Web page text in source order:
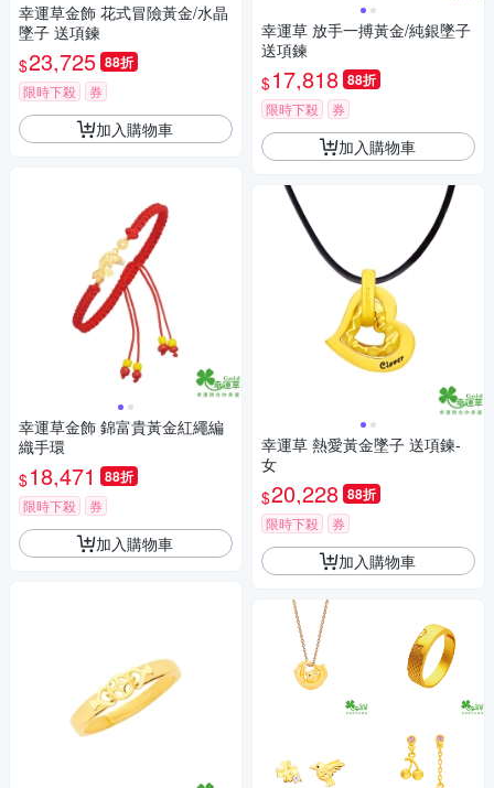
幸運草金飾 花式冒險黃金/水晶
墜子 送項鍊
$23,725 88折
限時下殺 券
加入購物車
幸運草金飾 錦富貴黃金紅繩編
織手環
$18,471 88折
限時下殺 券
加入購物車
幸運草 放手一搏黃金/純銀墜子
送項鍊
$17,818 88折
限時下殺 券
加入購物車
幸運草 熱愛黃金墜子 送項鍊-
女
$20,228 88折
限時下殺 券
加入購物車